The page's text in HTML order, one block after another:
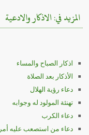
المزيد في: الاذكار والادعية
اذكار الصباح والمساء
الأذكار بعد الصلاة
دعاء رؤية الهلال
تهنئة المولود له وجوابه
دعاء الكرب
دعاء من استصعب عليه أمر